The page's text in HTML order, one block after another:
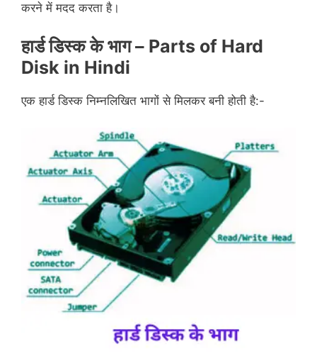
करने में मदद करता है।
हार्ड डिस्क के भाग – Parts of Hard
Disk in Hindi
एक हार्ड डिस्क निम्नलिखित भागों से मिलकर बनी होती है:-